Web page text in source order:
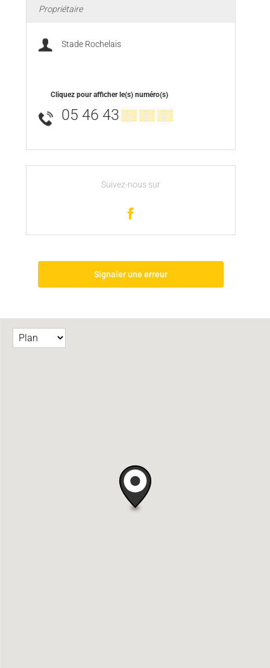
Propriétaire
Stade Rochelais
Cliquez pour afficher le(s) numéro(s)
05 46 43▒▒ ▒▒ ▒▒
Suivez-nous sur
Signaler une erreur